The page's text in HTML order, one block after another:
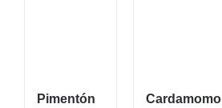
Pimentón
Cardamomo